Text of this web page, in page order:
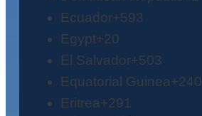
Ecuador+593
Egypt+20
El Salvador+503
Equatorial Guinea+240
Eritrea+291